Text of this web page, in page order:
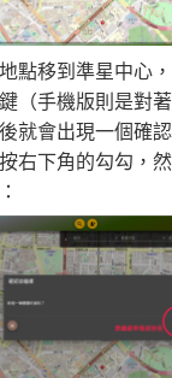
點移到準星中心
（手機版則是對
就會出現一個確
右下角的勾勾，